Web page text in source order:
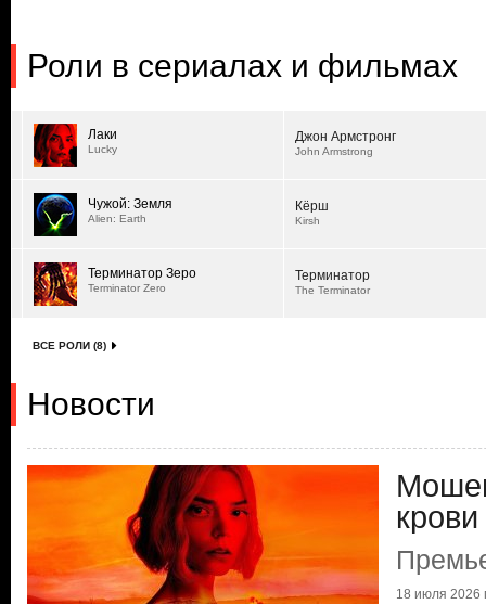
Роли в сериалах и фильмах
Лаки
Lucky
Джон Армстронг
John Armstrong
Чужой: Земля
Alien: Earth
Кёрш
Kirsh
Терминатор Зеро
Terminator Zero
Терминатор
The Terminator
ВСЕ РОЛИ (8)
Новости
крови
18 июля 2026